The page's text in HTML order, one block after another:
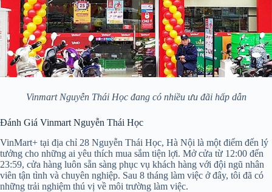
Vinmart Nguyễn Thái Học đang có nhiều ưu đãi hấp dẫn
Đánh Giá Vinmart Nguyễn Thái Học
VinMart+ tại địa chỉ 28 Nguyễn Thái Học, Hà Nội là một điểm đến lý
tưởng cho những ai yêu thích mua sắm tiện lợi. Mở cửa từ 12:00 đến
23:59, cửa hàng luôn sẵn sàng phục vụ khách hàng với đội ngũ nhân
viên tận tình và chuyên nghiệp. Sau 8 tháng làm việc ở đây, tôi đã có
những trải nghiệm thú vị về môi trường làm việc.